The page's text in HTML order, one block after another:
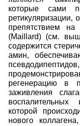
которые сами
ретикуляризации,
препятствием
(Maillard) (см.
содержится
амин,
регенерацию в
заживления
которой
нового